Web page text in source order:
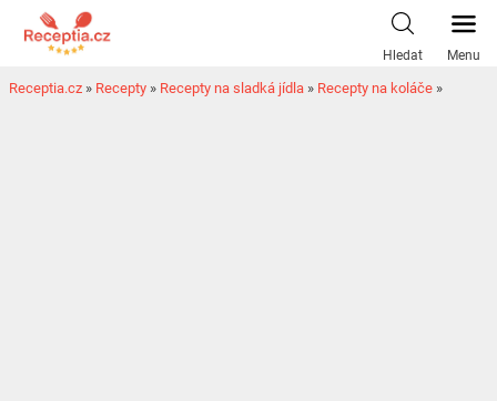
Hledat Menu
Receptia.cz » Recepty » Recepty na sladká jídla » Recepty na koláče »